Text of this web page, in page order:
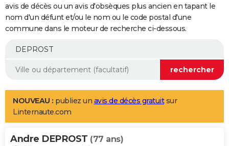
Retraite
Epargne
Immobilier
Risques naturels par ville
Banque
Assurance
AUTO
Essais
Réserver un essai
Citadines
Berlines
SUV
Forum auto
+
Mobiles
Meilleur smartphone
Internet
Ordinateurs
Jeux vidéo
Guide high-tech
Aménagement intérieur
LIFESTYLE
Art de vivre
Bien-être
Loisirs
Mode
Modes de vie
Alimentation
Guide de la santé
Maladies
Médicaments
Sommeil
VOYAGE
avis de décès ou un avis d'obsèques plus ancien en tapant le
nom d'un défunt et/ou le nom ou le code postal d'une
commune dans le moteur de recherche ci-dessous.
NOUVEAU : publiez un avis de décès gratuitsur
Linternaute.com
Andre DEPROST (77 ans)